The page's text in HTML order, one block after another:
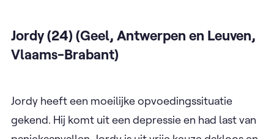
Jordy (24) (Geel, Antwerpen en Leuven,
Vlaams-Brabant)
Jordy heeft een moeilijke opvoedingssituatie
gekend. Hij komt uit een depressie en had last van